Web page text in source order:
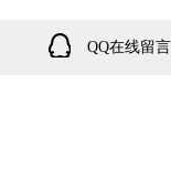
QQ在线留言